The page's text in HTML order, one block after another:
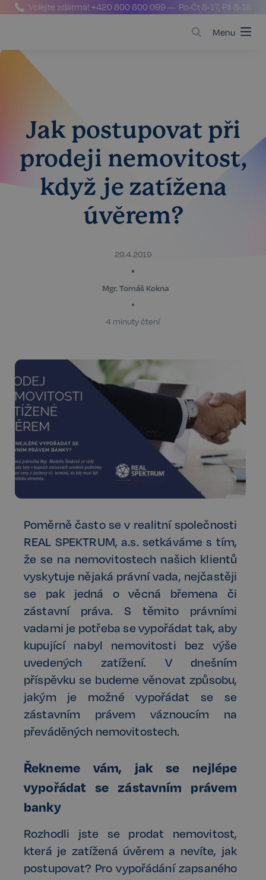
Volejte zdarma!+420 800 800 099 — Po-Čt 8-17, Pá 8-16
Menu
Jak postupovat při
prodeji nemovitost,
když je zatížena
úvěrem?
29.4.2019
Mgr. Tomáš Kokna
4 minuty čtení
Poměrně často se v realitní společnosti
REAL SPEKTRUM, a.s. setkáváme s tím,
že se na nemovitostech našich klientů
vyskytuje nějaká právní vada, nejčastěji
se pak jedná o věcná břemena či
zástavní práva. S těmito právními
vadami je potřeba se vypořádat tak, aby
kupující nabyl nemovitosti bez výše
uvedených zatížení. V dnešním
příspěvku se budeme věnovat způsobu,
jakým je možné vypořádat se se
zástavním právem váznoucím na
převáděných nemovitostech.
Řekneme vám, jak se nejlépe
vypořádat se zástavním právem
banky
Rozhodli jste se prodat nemovitost,
která je zatížená úvěrem a nevíte, jak
postupovat? Pro vypořádání zapsaného